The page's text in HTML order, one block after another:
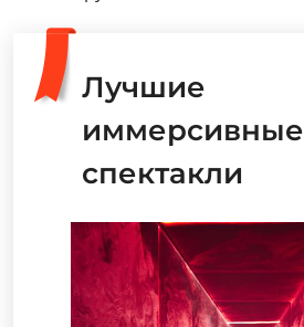
Лучшие
иммерсивные
спектакли